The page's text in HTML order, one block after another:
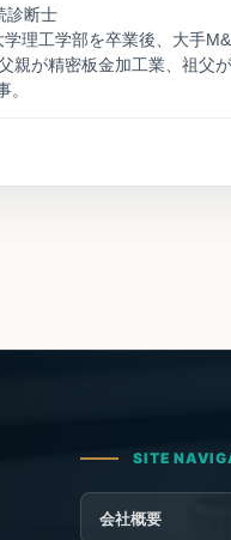
診断士
理工学部を卒業後、大手
親が精密板金加工業、祖父
会社概要